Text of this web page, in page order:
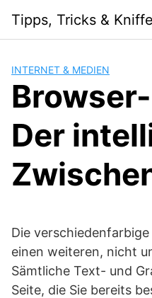
content
Tipps, Tricks & Kniffe
INTERNET & MEDIEN
Der
Die
einen weiteren, nicht
Sämtliche Text- und
Seite, die Sie bereits